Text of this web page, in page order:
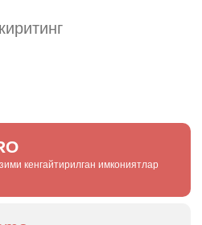
кенгайтирилган имкониятлар